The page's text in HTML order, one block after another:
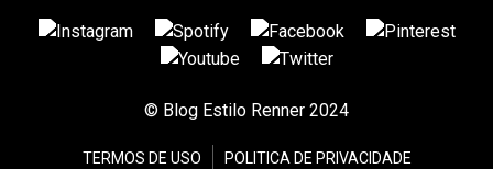
© Blog Estilo Renner 2024
TERMOS DE USO
POLITICA DE PRIVACIDADE